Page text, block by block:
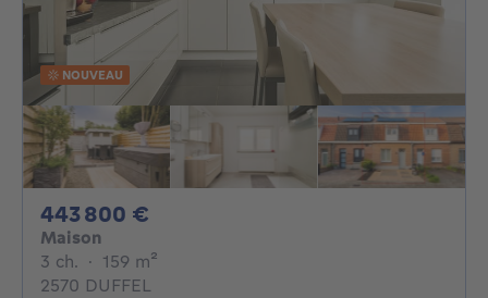
NOUVEAU
443 800 €
Maison
3 ch. 3 chambres
· 159 m²
2570 DUFFEL